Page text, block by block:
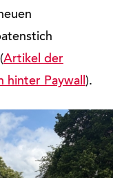
Artikel der
hinter Paywall).